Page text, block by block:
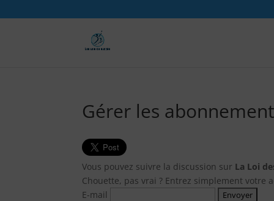
Gérer les
Vous pouvez suivre la discussion sur La Loi
Chouette, pas vrai ? Entrez simplement votre
E-mail